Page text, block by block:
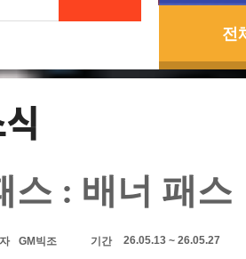
전
스 : 배너 패스
GM빅조 기간 26.05.13 ~ 26.05.27